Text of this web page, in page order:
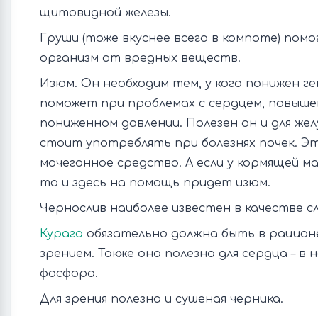
щитовидной железы.
Груши (тоже вкуснее всего в компоте)
организм от вредных веществ.
Изюм. Он необходим тем, у кого понижен
поможет при проблемах с сердцем,
пониженном давлении. Полезен он и для
стоит употреблять при болезнях почек.
мочегонное средство. А если у кормящей
то и здесь на помощь придет изюм.
Чернослив наиболее известен в качестве
Курага обязательно должна быть в
зрением. Также она полезна для сердца – в
фосфора.
Для зрения полезна и сушеная черника.